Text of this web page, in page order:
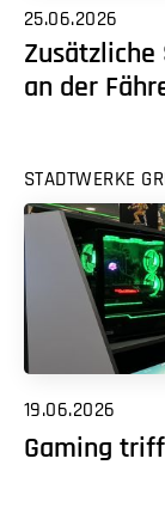
25.06.2026
an der
STADTWERKE
19.06.2026
Gaming